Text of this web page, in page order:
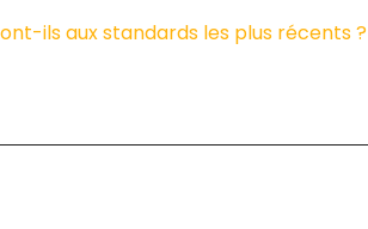
ils aux standards les plus récents ?